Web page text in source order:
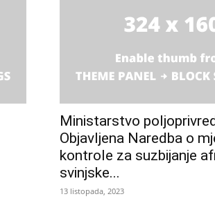
Ministarstvo
Objavljena Naredba o
kontrole za suzbijanje
svinjske...
13 listopada, 2023